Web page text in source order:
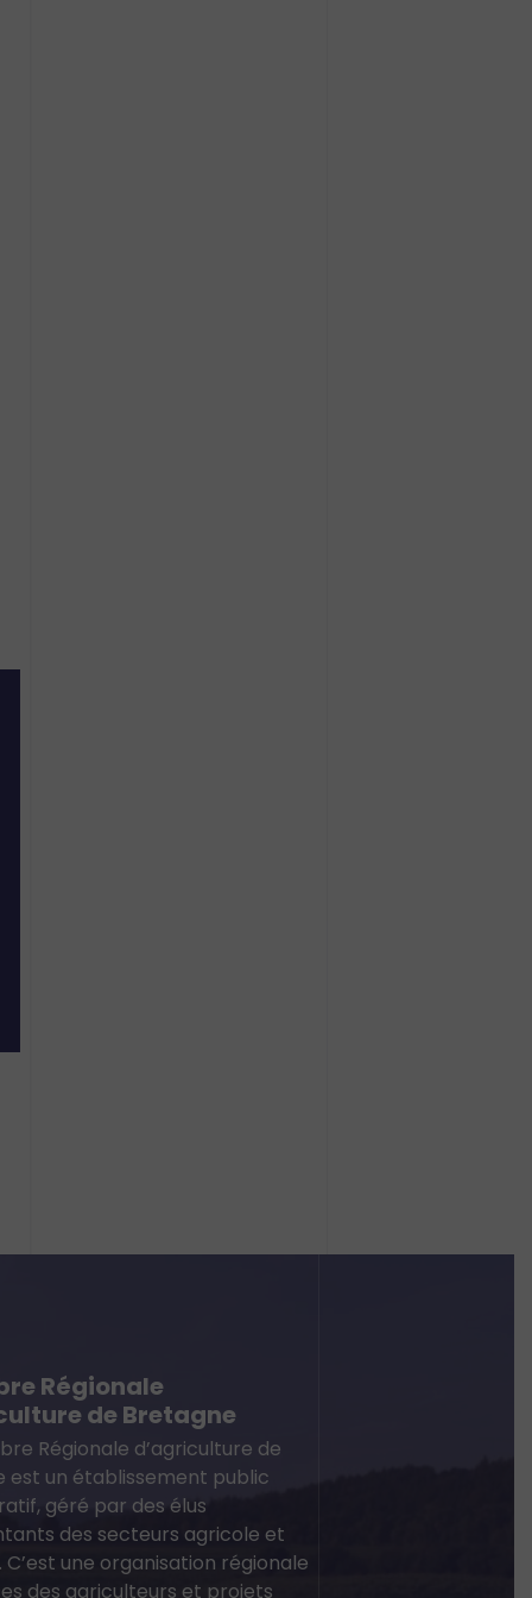
Régionale
de Bretagne
Régionale d’agriculture de
est un établissement public
géré par des élus
des secteurs agricole et
une organisation régionale
des agriculteurs et projets